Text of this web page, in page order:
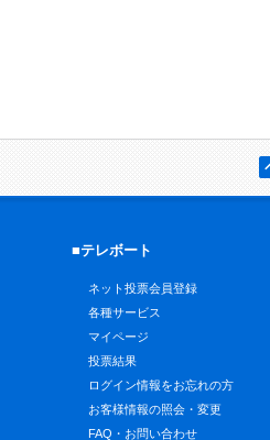
■テレボート
ネット投票会員登録
各種サービス
マイページ
投票結果
ログイン情報をお忘れの方
お客様情報の照会・変更
FAQ・お問い合わせ